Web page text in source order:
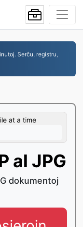
Serĉu, registru,
at a time
al JPG
dokumentoj